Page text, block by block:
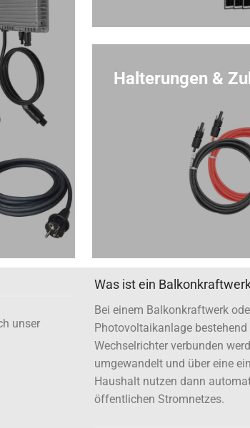
Halterungen &
unser
Was ist ein
Bei einem Balkonkraftwerk
Photovoltaikanlage
Wechselrichter verbunden
umgewandelt und über eine
Haushalt nutzen dann
öffentlichen Stromnetzes.